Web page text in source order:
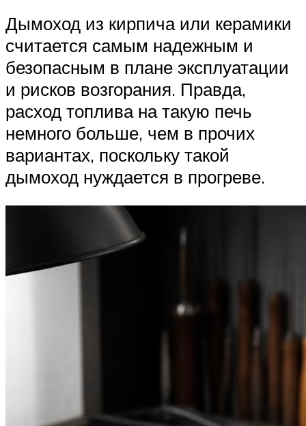
Дымоход из кирпича или керамики
считается самым надежным и
безопасным в плане эксплуатации
и рисков возгорания. Правда,
расход топлива на такую печь
немного больше, чем в прочих
вариантах, поскольку такой
дымоход нуждается в прогреве.